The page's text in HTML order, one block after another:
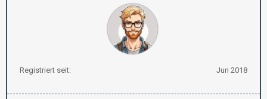
Registriert seit: Jun 2018